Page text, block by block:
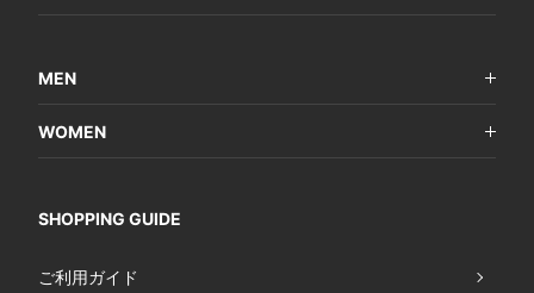
MEN
WOMEN
SHOPPING GUIDE
ご利用ガイド